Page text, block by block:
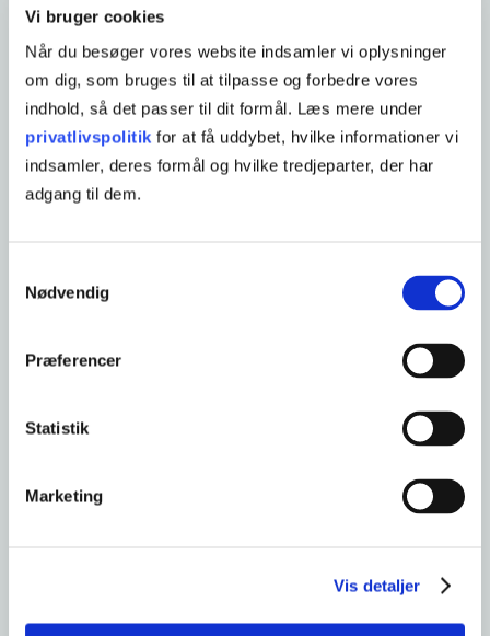
Vi bruger cookies
Når du besøger vores website indsamler vi oplysninger
om dig, som bruges til at tilpasse og forbedre vores
indhold, så det passer til dit formål. Læs mere under
privatlivspolitik for at få uddybet, hvilke informationer vi
indsamler, deres formål og hvilke tredjeparter, der har
adgang til dem.
Nødvendig
Præferencer
Statistik
Marketing
Vis detaljer
6 UGERS JOBRETTET UDDANNELSE
Med 6 ugers jobrettet uddannelse
står du stærkere til dit næste job
Opdatér din viden
nyeste viden inden for deres område, så du kan gå
fra kurset med en opdateret værktøjskasse.
Med en opdateret viden og flere kompetencer til
CV'et kan du stå stærkere til din næste
Vælg kursus ud fra din interesse